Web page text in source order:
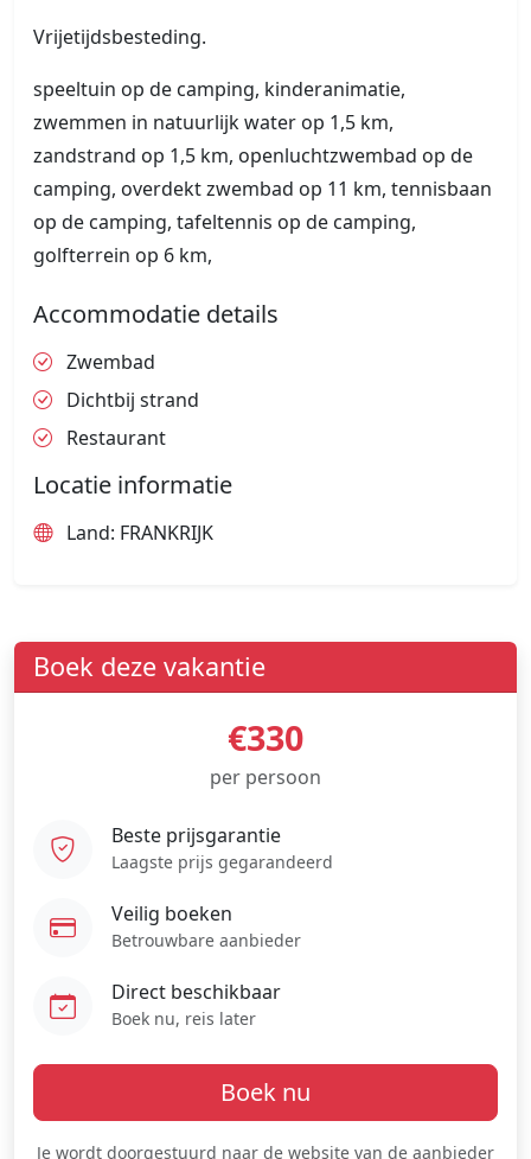
Vrijetijdsbesteding.
speeltuin op de camping, kinderanimatie,
zwemmen in natuurlijk water op 1,5 km,
zandstrand op 1,5 km, openluchtzwembad op de
camping, overdekt zwembad op 11 km, tennisbaan
op de camping, tafeltennis op de camping,
golfterrein op 6 km,
Accommodatie details
Zwembad
Dichtbij strand
Restaurant
Locatie informatie
Land: FRANKRIJK
Boek deze vakantie
€330
per persoon
Beste prijsgarantie
Laagste prijs gegarandeerd
Veilig boeken
Betrouwbare aanbieder
Direct beschikbaar
Boek nu, reis later
Boek nu
Je wordt doorgestuurd naar de website van de aanbieder